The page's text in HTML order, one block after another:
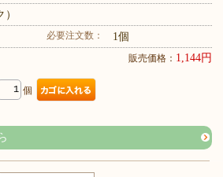
必要注文数： 1個
販売価格： 1,144円
個